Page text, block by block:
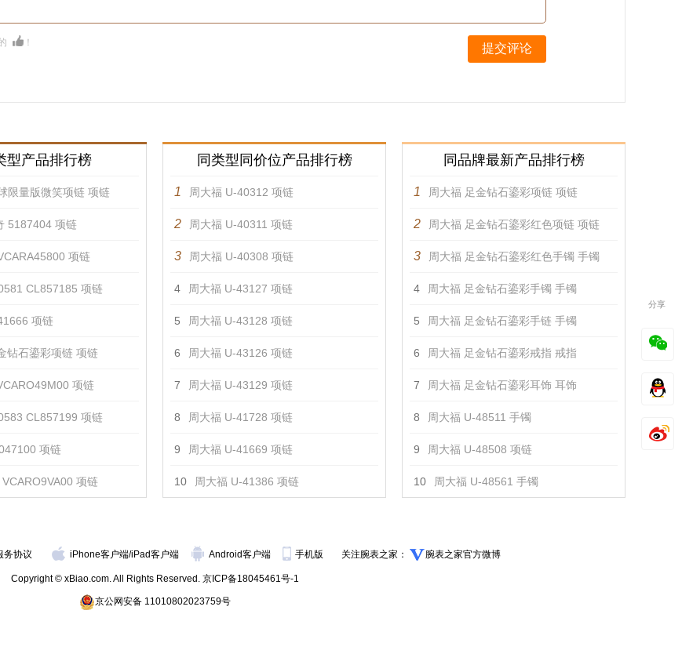
！ 提交评论
型产品排行榜
限量版微笑项链 项链
5187404 项链
项链
CL857185 项链
项链
钻石鎏彩项链 项链
项链
CL857199 项链
项链
项链
同类型同价位产品排行榜
1 周大福 U-40312 项链
2 周大福 U-40311 项链
3 周大福 U-40308 项链
4 周大福 U-43127 项链
5 周大福 U-43128 项链
6 周大福 U-43126 项链
7 周大福 U-43129 项链
8 周大福 U-41728 项链
9 周大福 U-41669 项链
10 周大福 U-41386 项链
同品牌最新产品排行榜
1 周大福 足金钻石鎏彩项链 项链
2 周大福 足金钻石鎏彩红色项链 项链
3 周大福 足金钻石鎏彩红色手镯 手镯
4 周大福 足金钻石鎏彩手镯 手镯
5 周大福 足金钻石鎏彩手链 手镯
6 周大福 足金钻石鎏彩戒指 戒指
7 周大福 足金钻石鎏彩耳饰 耳饰
8 周大福 U-48511 手镯
9 周大福 U-48508 项链
10 周大福 U-48561 手镯
务协议 iPhone客户端/iPad客户端 Android客户端 手机版 关注腕表之家： 腕表之家官方微博
Copyright © xBiao.com. All Rights Reserved. 京ICP备18045461号-1
京公网安备 11010802023759号
分享